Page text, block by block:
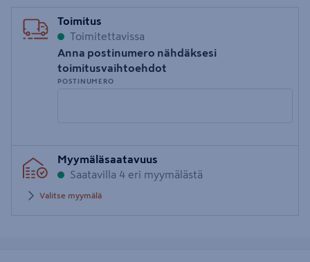
Toimitus
Toimitettavissa
Anna postinumero nähdäksesi
toimitusvaihtoehdot
POSTINUMERO
postinumero
Myymäläsaatavuus
Saatavilla 4 eri myymälästä
Valitse myymälä